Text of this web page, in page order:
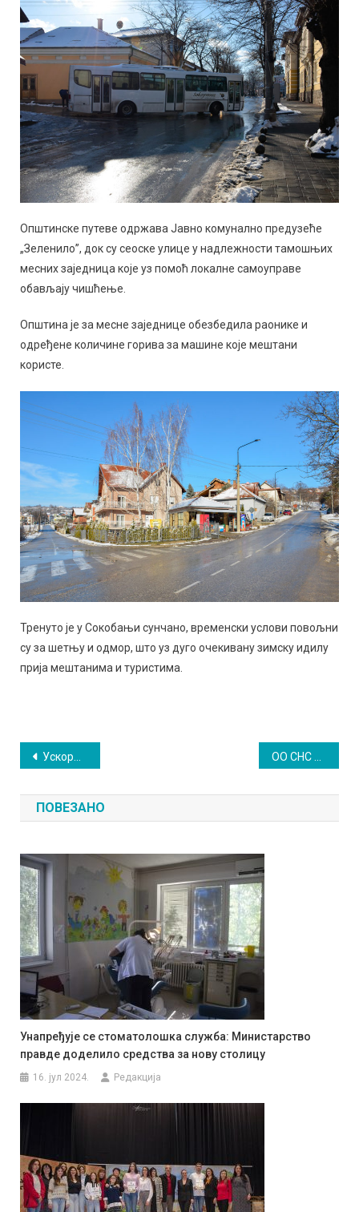
Општинске путеве одржава Јавно комунално предузеће
„Зеленило”, док су сеоске улице у надлежности тамошњих
месних заједница које уз помоћ локалне самоуправе
обављају чишћење.
Општина је за месне заједнице обезбедила раонике и
одређене количине горива за машине које мештани
користе.
Тренуто је у Сокобањи сунчано, временски услови повољни
су за шетњу и одмор, што уз дуго очекивану зимску идилу
прија мештанима и туристима.
Кретање
чланка
Ускоро наставак радова на реконструкцији биоскопа „Моравица” ОО СНС позвао грађане да потраже помоћ у странци
ПОВЕЗАНО
Унапређује се стоматолошка служба: Министарство
правде доделило средства за нову столицу
16. јул 2024. Редакција